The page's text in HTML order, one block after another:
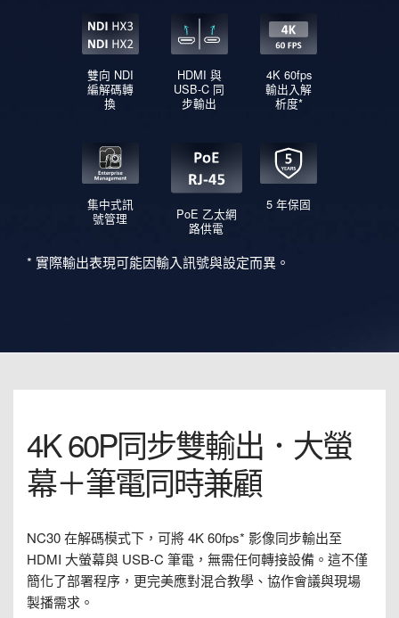
雙向 NDI®調度．隨需切換
雙向 NDI
編解碼轉
換
HDMI 與
USB-C 同
步輸出
4K 60fps
輸出入解
析度*
集中式訊
號管理
PoE 乙太網
路供電
5 年保固
* 實際輸出表現可能因輸入訊號與設定而異。
4K 60P同步雙輸出．大螢
幕＋筆電同時兼顧
NC30 在解碼模式下，可將 4K 60fps* 影像同步輸出至
HDMI 大螢幕與 USB-C 筆電，無需任何轉接設備。這不僅
簡化了部署程序，更完美應對混合教學、協作會議與現場
製播需求。